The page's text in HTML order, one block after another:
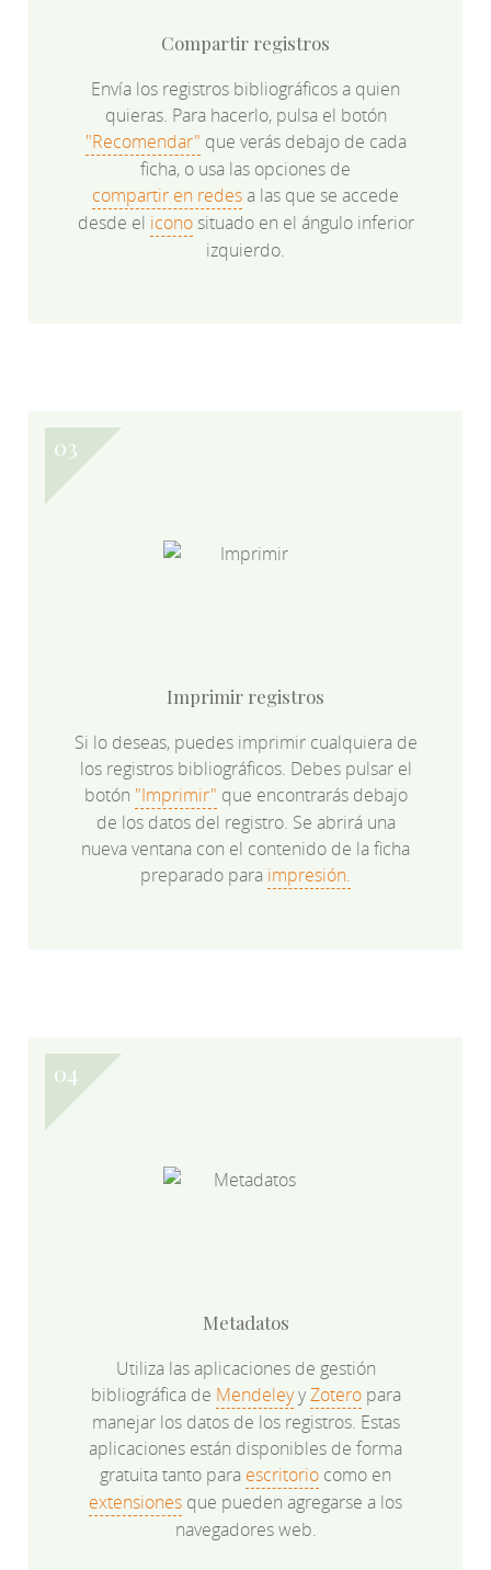
Compartir registros
Envía los registros bibliográficos a quien
quieras. Para hacerlo, pulsa el botón
"Recomendar" que verás debajo de cada
ficha, o usa las opciones de
compartir en redesa las que se accede
desde el iconosituado en el ángulo inferior
izquierdo.
Imprimir registros
Si lo deseas, puedes imprimir cualquiera de
los registros bibliográficos. Debes pulsar el
botón "Imprimir" que encontrarás debajo
de los datos del registro. Se abrirá una
nueva ventana con el contenido de la ficha
preparado para impresión.
Metadatos
Utiliza las aplicaciones de gestión
bibliográfica de MendeleyyZoteropara
manejar los datos de los registros. Estas
aplicaciones están disponibles de forma
gratuita tanto para escritorio como en
extensiones que pueden agregarse a los
navegadores web.